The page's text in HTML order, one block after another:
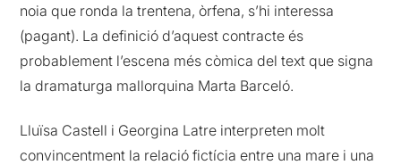
noia que ronda la trentena, òrfena, s’hi interessa
(pagant). La definició d’aquest contracte és
probablement l’escena més còmica del text que signa
la dramaturga mallorquina Marta Barceló.
Lluïsa Castell i Georgina Latre interpreten molt
convincentment la relació fictícia entre una mare i una